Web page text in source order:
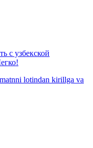
с узбекской
lotindan kirillga va